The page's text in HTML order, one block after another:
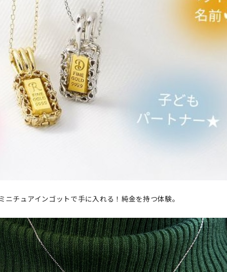
ニチュアインゴットで手に入れる！純金を持つ体験。